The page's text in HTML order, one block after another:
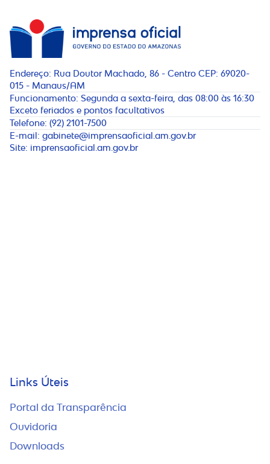
Endereço: Rua Doutor Machado, 86 - Centro CEP: 69020-
015 - Manaus/AM
Funcionamento: Segunda a sexta-feira, das 08:00 às 16:30
Exceto feriados e pontos facultativos
Telefone: (92) 2101-7500
E-mail: gabinete@imprensaoficial.am.gov.br
Site: imprensaoficial.am.gov.br
Links Úteis
Portal da Transparência
Ouvidoria
Downloads